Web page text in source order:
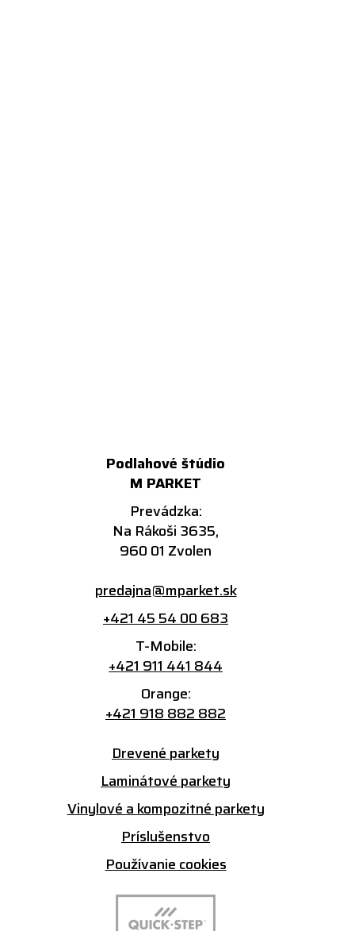
Podlahové štúdio
M PARKET
Prevádzka:
Na Rákoši 3635,
960 01 Zvolen
predajna@mparket.sk
+421 45 54 00 683
T-Mobile:
+421 911 441 844
Orange:
+421 918 882 882
Drevené parkety
Laminátové parkety
Vinylové a kompozitné parkety
Príslušenstvo
Používanie cookies